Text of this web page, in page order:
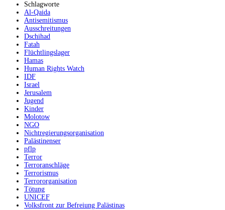
Schlagworte
Al-Qaida
Antisemitismus
Ausschreitungen
Dschihad
Fatah
Flüchtlingslager
Hamas
Human Rights Watch
IDF
Israel
Jerusalem
Jugend
Kinder
Molotow
NGO
Nichtregierungsorganisation
Palästinenser
pflp
Terror
Terroranschläge
Terrorismus
Terrororganisation
Tötung
UNICEF
Volksfront zur Befreiung Palästinas